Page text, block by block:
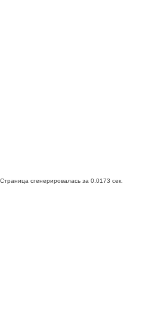
Страница сгенерировалась за 0.0173 сек.